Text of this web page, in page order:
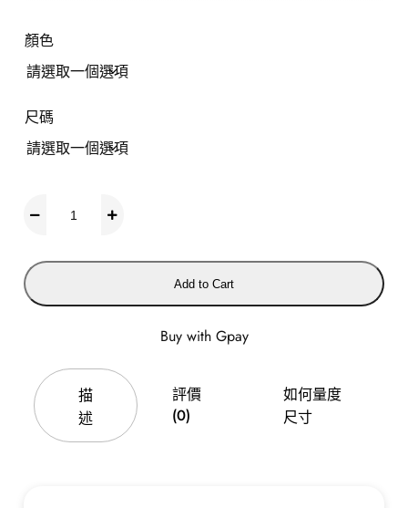
顏色
尺碼
S
S
大
碼
Add to Cart
Buy with Gpay
描
述
評價
(0)
如何量度
尺寸